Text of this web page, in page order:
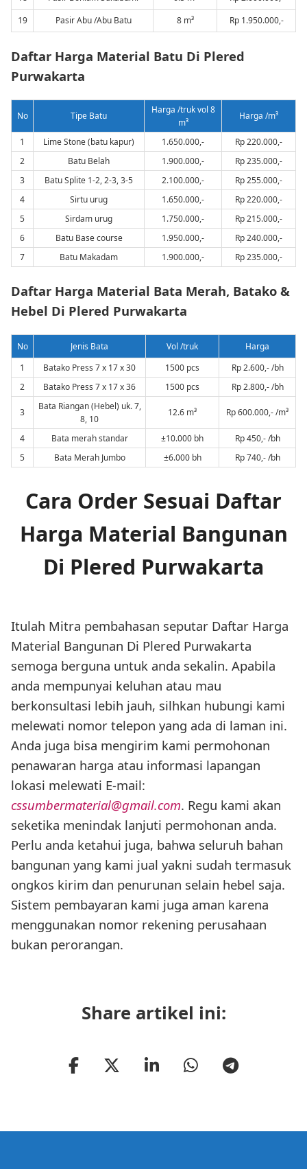
19
Pasir Abu /Abu Batu 8 m³ Rp 1.950.000,-
Daftar Harga Material Batu Di Plered
Purwakarta
No Tipe Batu
Harga /truk vol 8
m³
Harga /m³
1 Lime Stone (batu kapur) 1.650.000,-
Rp 220.000,-
2
Batu Belah 1.900.000,-
Rp 235.000,-
3
Batu Splite 1-2, 2-3, 3-5 2.100.000,-
Rp 255.000,-
4
Sirtu urug 1.650.000,-
Rp 220.000,-
5
Sirdam urug 1.750.000,-
Rp 215.000,-
6
Batu Base course 1.950.000,-
Rp 240.000,-
7
Batu Makadam 1.900.000,- Rp 235.000,-
Daftar Harga Material Bata Merah, Batako &
Hebel Di Plered Purwakarta
No Jenis Bata Vol /truk
Harga
1
Batako Press 7 x 17 x 30 1500 pcs
Rp 2.600,- /bh
2
Batako Press 7 x 17 x 36 1500 pcs Rp 2.800,- /bh
3
Bata Riangan (Hebel) uk. 7,
8, 10
12.6 m³ Rp 600.000,- /m³
4 Bata merah standar ±10.000 bh
Rp 450,- /bh
5
Bata Merah Jumbo ±6.000 bh Rp 740,- /bh
Cara Order Sesuai Daftar
Harga Material Bangunan
Di Plered Purwakarta
Itulah Mitra pembahasan seputar Daftar Harga
Material Bangunan Di Plered Purwakarta
semoga berguna untuk anda sekalin. Apabila
anda mempunyai keluhan atau mau
berkonsultasi lebih jauh, silhkan hubungi kami
melewati nomor telepon yang ada di laman ini.
Anda juga bisa mengirim kami permohonan
penawaran harga atau informasi lapangan
lokasi melewati E-mail:
cssumbermaterial@gmail.com. Regu kami akan
seketika menindak lanjuti permohonan anda.
Perlu anda ketahui juga, bahwa seluruh bahan
bangunan yang kami jual yakni sudah termasuk
ongkos kirim dan penurunan selain hebel saja.
Sistem pembayaran kami juga aman karena
menggunakan nomor rekening perusahaan
bukan perorangan.
Share artikel ini: